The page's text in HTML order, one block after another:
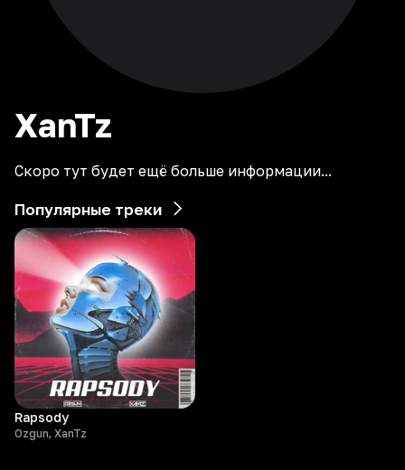
XanTz
Скоро тут будет ещё больше информации...
Популярные треки
Rapsody
Ozgun, XanTz